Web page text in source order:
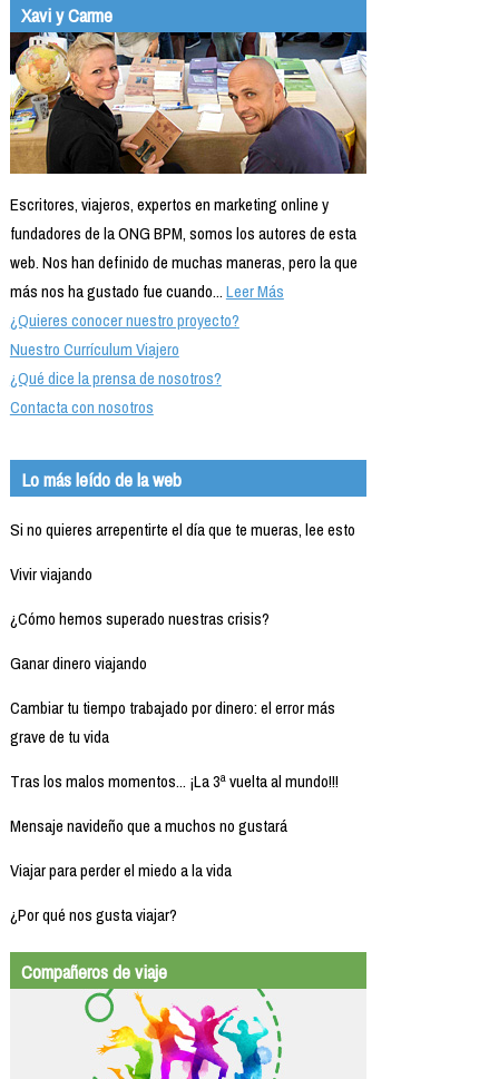
Xavi y Carme
Escritores, viajeros, expertos en marketing online y
fundadores de la ONG BPM, somos los autores de esta
web. Nos han definido de muchas maneras, pero la que
más nos ha gustado fue cuando...Leer Más
¿Quieres conocer nuestro proyecto?
Nuestro Currículum Viajero
¿Qué dice la prensa de nosotros?
Contacta con nosotros
Lo más leído de la web
Si no quieres arrepentirte el día que te mueras, lee esto
Vivir viajando
¿Cómo hemos superado nuestras crisis?
Ganar dinero viajando
Cambiar tu tiempo trabajado por dinero: el error más
grave de tu vida
Tras los malos momentos... ¡La 3ª vuelta al mundo!!!
Mensaje navideño que a muchos no gustará
Viajar para perder el miedo a la vida
¿Por qué nos gusta viajar?
Compañeros de viaje